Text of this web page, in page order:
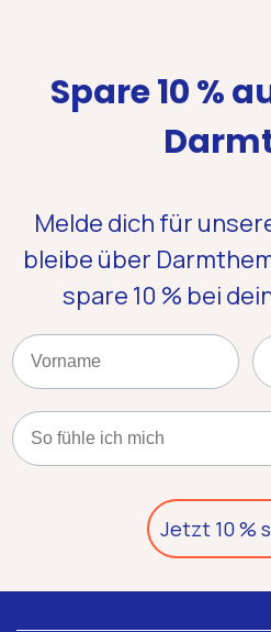
Spare 10 %
Melde dich für
bleibe über
spare 10 % bei
Name
Kategorie
Jetzt 10 %